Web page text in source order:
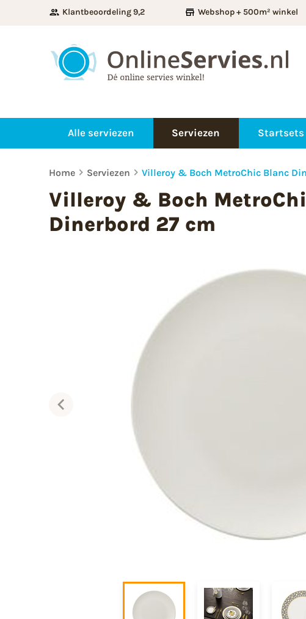
Klantbeoordeling 9,2 Webshop + 500m² winkel
Alle serviezen Serviezen Startsets
Home Serviezen Villeroy & Boch MetroChic Blanc
Villeroy & Boch
Dinerbord 27 cm